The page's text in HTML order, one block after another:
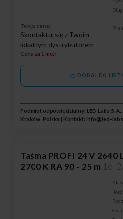
Twoja cena:
Skontaktuj się z Twoim
lokalnym dystrybutorem
Cena za 1 metr
DODAJ DO
Podmiot odpowiedzialny: LED Labs
Kraków, Polska | Kontakt: info@led-
Taśma PROFI 24 V 2640
2700 K RA 90 - 25 m 16-
Ilość